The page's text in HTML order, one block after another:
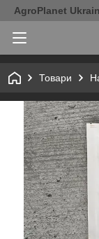
AgroPlanet
Товари